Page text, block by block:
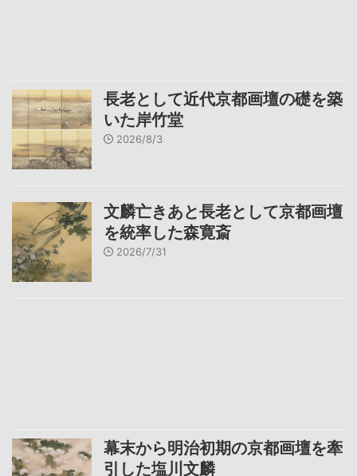
長老として近代京都画壇の礎を築
いた岸竹堂
2026/8/3
文麟亡きあと長老として京都画壇
を統率した森寛斎
2026/7/31
幕末から明治初期の京都画壇を牽
引した塩川文麟